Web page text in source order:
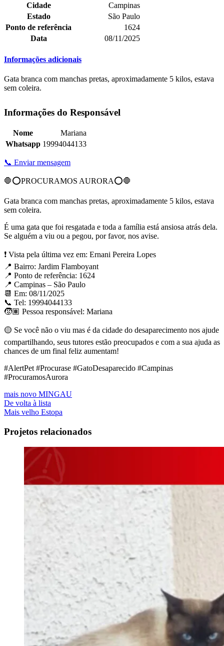
Cidade
Campinas
Estado
São Paulo
Ponto de referência
1624
Data
08/11/2025
Informações adicionais
Gata branca com manchas pretas, aproximadamente 5 kilos, estava
sem coleira.
Informações do Responsável
Nome
Mariana
Whatsapp 19994044133
📞 Enviar mensagem
🛑⭕PROCURAMOS AURORA⭕🛑
Gata branca com manchas pretas, aproximadamente 5 kilos, estava
sem coleira.
É uma gata que foi resgatada e toda a família está ansiosa atrás dela.
Se alguém a viu ou a pegou, por favor, nos avise.
❗ Vista pela última vez em: Ernani Pereira Lopes⁣⁣
📍 Bairro: Jardim Flamboyant⁣⁣
📍 Ponto de referência: 1624⁣⁣
📍 Campinas – São Paulo
📆 Em: 08/11/2025
📞 Tel: 19994044133
🧒🏽 Pessoa responsável: Mariana
🟡 Se você não o viu mas é da cidade do desaparecimento nos ajude
compartilhando, seus tutores estão preocupados e com a sua ajuda as
chances de um final feliz aumentam!
#AlertPet #Procurase #GatoDesaparecido #Campinas
#ProcuramosAurora
mais novo MINGAU
De volta à lista
Mais velho Estopa
Projetos relacionados